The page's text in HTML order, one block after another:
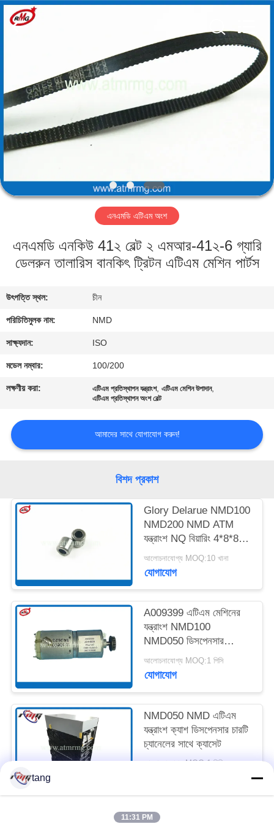
পণ্য
আমাদের
কারখানা
গুণমান
আমাদের
সাথে
যোগাযোগ
মামলা
উদ্ধৃতি
সাইট
ম্যাপ
গোপনীয়তা
Mei
Guang
Science
And
এনএমডি এটিএম অংশ
এনএমডি এনকিউ 41২ বেল্ট ২ এমআর-41২-6 গ্যারি
ডেলরুন তালারিস বানকিৎ ট্রিটন এটিএম মেশিন পার্টস
উৎপত্তি স্থল: চীন
পরিচিতিমুলক নাম: NMD
সাক্ষ্যদান: ISO
মডেল নম্বার: 100/200
লক্ষণীয় করা: এটিএম প্রতিস্থাপন যন্ত্রাংশ,এটিএম মেশিন উপাদান,
এটিএম প্রতিস্থাপন অংশ বেল্ট
আমাদের সাথে যোগাযোগ করুন!
বিশদ প্রকাশ
Glory Delarue NMD100
NMD200 NMD ATM
যন্ত্রাংশ NQ বিয়ারিং 4*8*8
আলোচনাযোগ্য MOQ:10 খানা
যোগাযোগ
A009399 এটিএম মেশিনের
যন্ত্রাংশ NMD100
NMD050 ডিসপেনসার
NF300 পিক মোটর
আলোচনাযোগ্য MOQ:1 পিসি
যোগাযোগ
NMD050 NMD এটিএম
যন্ত্রাংশ ক্যাশ ডিসপেনসার চারটি
চ্যানেলের সাথে ক্যাসেট
আলোচনাযোগ্য MOQ:1 পিসি
tang
11:31 PM